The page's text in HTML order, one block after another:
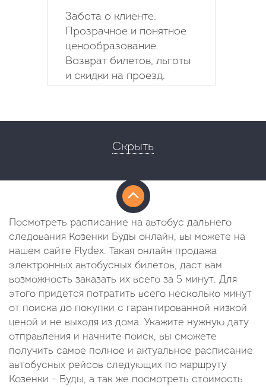
Забота о клиенте.
Прозрачное и понятное
ценообразование.
Возврат билетов, льготы
и скидки на проезд.
Скрыть
Посмотреть расписание на автобус дальнего
следования Козенки Буды онлайн, вы можете на
нашем сайте Flydex. Такая онлайн продажа
электронных автобусных билетов, даст вам
возможность заказать их всего за 5 минут. Для
этого придется потратить всего несколько минут
от поиска до покупки с гарантированной низкой
ценой и не выходя из дома. Укажите нужную дату
отправления и начните поиск, вы сможете
получить самое полное и актуальное расписание
автобусных рейсов следующих по маршруту
Козенки - Буды, а так же посмотреть стоимость